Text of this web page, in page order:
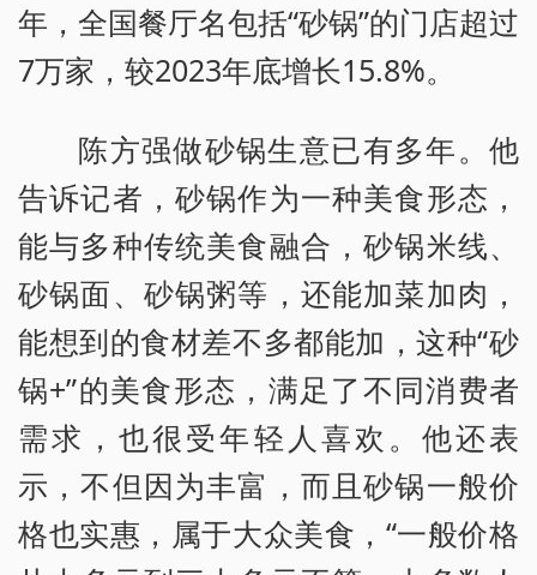
年，全国餐厅名包括“砂锅”的门店超过
7万家，较2023年底增长15.8%。
陈方强做砂锅生意已有多年。他
告诉记者，砂锅作为一种美食形态，
能与多种传统美食融合，砂锅米线、
砂锅面、砂锅粥等，还能加菜加肉，
能想到的食材差不多都能加，这种“砂
锅+”的美食形态，满足了不同消费者
需求，也很受年轻人喜欢。他还表
示，不但因为丰富，而且砂锅一般价
格也实惠，属于大众美食，“一般价格